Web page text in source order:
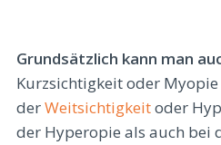
Grundsätzlich kann man
Kurzsichtigkeit oder
derWeitsichtigkeitoder
der Hyperopie als auch bei